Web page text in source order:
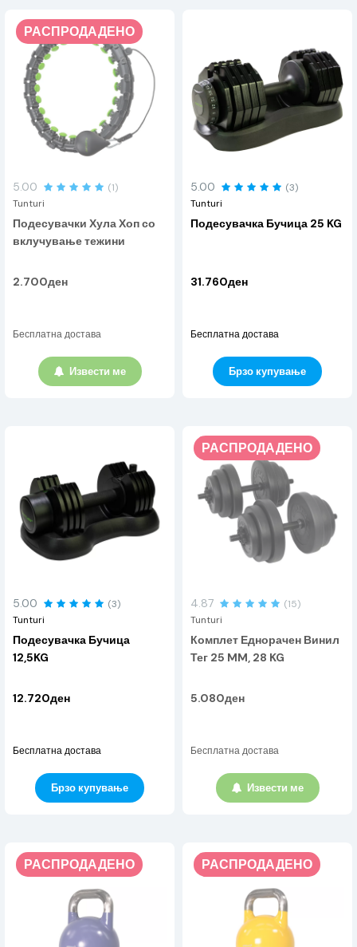
РАСПРОДАДЕНО
5.00
(1)
Tunturi
Подесувачки Хула Хоп со
вклучување тежини
2.700ден
Бесплатна достава
Извести ме
5.00
(3)
Tunturi
Подесувачка Бучица 25 KG
31.760ден
Бесплатна достава
Брзо купување
5.00
(3)
Tunturi
Подесувачка Бучица
12,5KG
12.720ден
Бесплатна достава
Брзо купување
РАСПРОДАДЕНО
4.87
(15)
Tunturi
Комплет Еднорачен Винил
Тег 25 MM, 28 KG
5.080ден
Бесплатна достава
Извести ме
РАСПРОДАДЕНО РАСПРОДАДЕНО